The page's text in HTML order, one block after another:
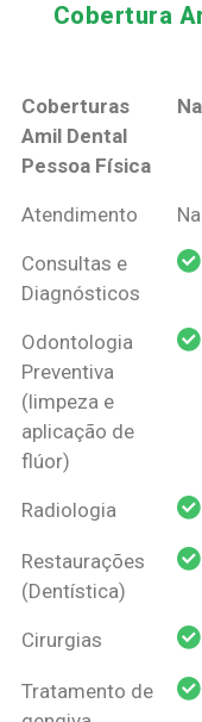
Cobertura
Coberturas
Amil Dental
Pessoa Física
Coberturas
Pessoa Física
Atendimento
Consultas e
Diagnósticos
Odontologia
Preventiva
(limpeza e
aplicação de
flúor)
Radiologia
Restaurações
(Dentística)
Cirurgias
Tratamento de